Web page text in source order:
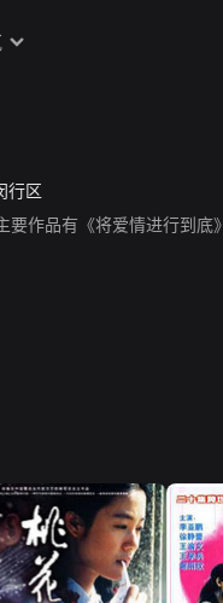
行区
要作品有《将爱情进行到底